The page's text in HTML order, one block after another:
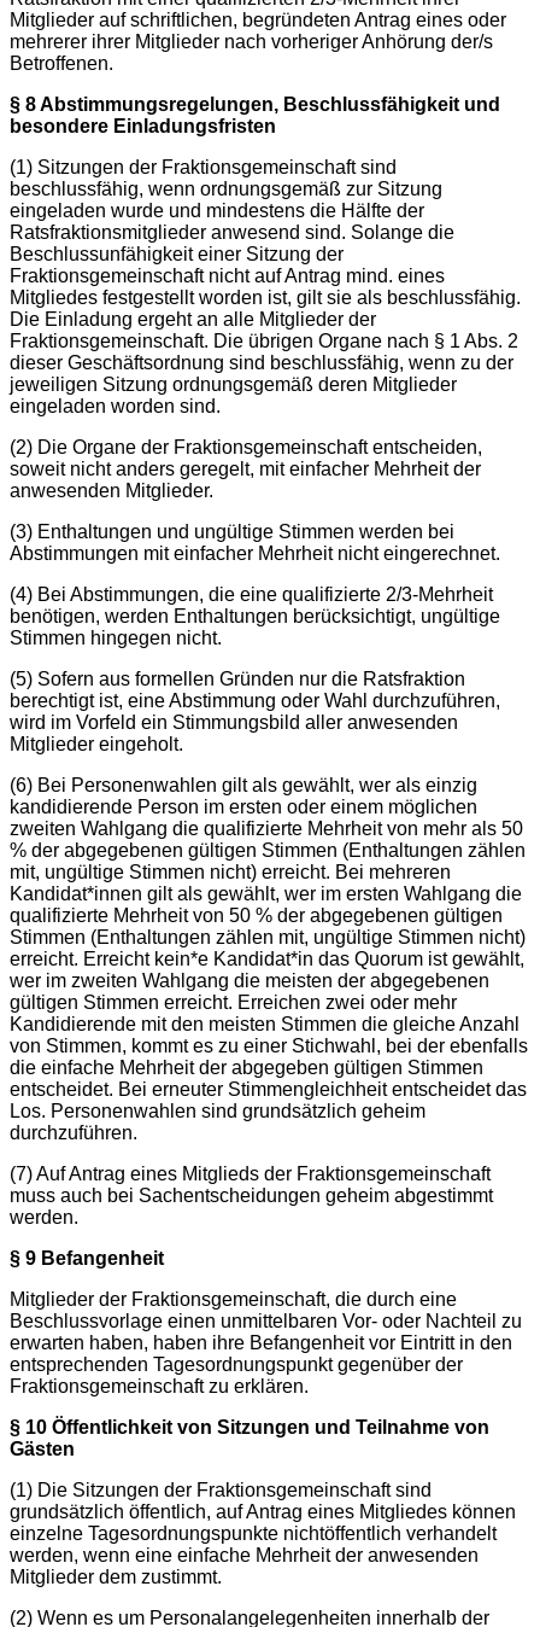
Mitglieder auf schriftlichen, begründeten Antrag eines oder
mehrerer ihrer Mitglieder nach vorheriger Anhörung der/s
Betroffenen.
§ 8 Abstimmungsregelungen, Beschlussfähigkeit und
besondere Einladungsfristen
(1) Sitzungen der Fraktionsgemeinschaft sind
beschlussfähig, wenn ordnungsgemäß zur Sitzung
eingeladen wurde und mindestens die Hälfte der
Ratsfraktionsmitglieder anwesend sind. Solange die
Beschlussunfähigkeit einer Sitzung der
Fraktionsgemeinschaft nicht auf Antrag mind. eines
Mitgliedes festgestellt worden ist, gilt sie als beschlussfähig.
Die Einladung ergeht an alle Mitglieder der
Fraktionsgemeinschaft. Die übrigen Organe nach § 1 Abs. 2
dieser Geschäftsordnung sind beschlussfähig, wenn zu der
jeweiligen Sitzung ordnungsgemäß deren Mitglieder
eingeladen worden sind.
(2) Die Organe der Fraktionsgemeinschaft entscheiden,
soweit nicht anders geregelt, mit einfacher Mehrheit der
anwesenden Mitglieder.
(3) Enthaltungen und ungültige Stimmen werden bei
Abstimmungen mit einfacher Mehrheit nicht eingerechnet.
(4) Bei Abstimmungen, die eine qualifizierte 2/3-Mehrheit
benötigen, werden Enthaltungen berücksichtigt, ungültige
Stimmen hingegen nicht.
(5) Sofern aus formellen Gründen nur die Ratsfraktion
berechtigt ist, eine Abstimmung oder Wahl durchzuführen,
wird im Vorfeld ein Stimmungsbild aller anwesenden
Mitglieder eingeholt.
(6) Bei Personenwahlen gilt als gewählt, wer als einzig
kandidierende Person im ersten oder einem möglichen
zweiten Wahlgang die qualifizierte Mehrheit von mehr als 50
% der abgegebenen gültigen Stimmen (Enthaltungen zählen
mit, ungültige Stimmen nicht) erreicht. Bei mehreren
Kandidat*innen gilt als gewählt, wer im ersten Wahlgang die
qualifizierte Mehrheit von 50 % der abgegebenen gültigen
Stimmen (Enthaltungen zählen mit, ungültige Stimmen nicht)
erreicht. Erreicht kein*e Kandidat*in das Quorum ist gewählt,
wer im zweiten Wahlgang die meisten der abgegebenen
gültigen Stimmen erreicht. Erreichen zwei oder mehr
Kandidierende mit den meisten Stimmen die gleiche Anzahl
von Stimmen, kommt es zu einer Stichwahl, bei der ebenfalls
die einfache Mehrheit der abgegeben gültigen Stimmen
entscheidet. Bei erneuter Stimmengleichheit entscheidet das
Los. Personenwahlen sind grundsätzlich geheim
durchzuführen.
(7) Auf Antrag eines Mitglieds der Fraktionsgemeinschaft
muss auch bei Sachentscheidungen geheim abgestimmt
werden.
§ 9 Befangenheit
Mitglieder der Fraktionsgemeinschaft, die durch eine
Beschlussvorlage einen unmittelbaren Vor- oder Nachteil zu
erwarten haben, haben ihre Befangenheit vor Eintritt in den
entsprechenden Tagesordnungspunkt gegenüber der
Fraktionsgemeinschaft zu erklären.
§ 10 Öffentlichkeit von Sitzungen und Teilnahme von
Gästen
(1) Die Sitzungen der Fraktionsgemeinschaft sind
grundsätzlich öffentlich, auf Antrag eines Mitgliedes können
einzelne Tagesordnungspunkte nichtöffentlich verhandelt
werden, wenn eine einfache Mehrheit der anwesenden
Mitglieder dem zustimmt.
(2) Wenn es um Personalangelegenheiten innerhalb der